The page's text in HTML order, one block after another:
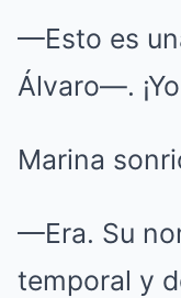
—Esto es
Álvaro—.
Marina
—Era. Su
temporal y